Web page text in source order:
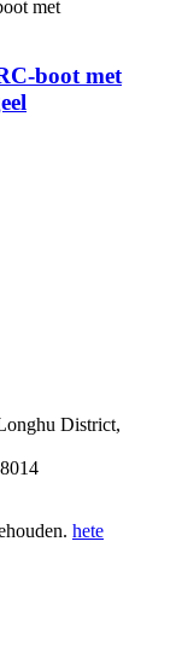
boot met
District,
hete